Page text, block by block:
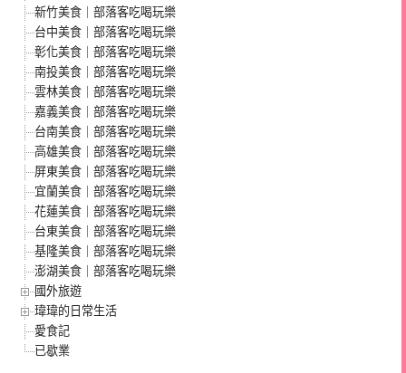
新竹美食｜部落客吃喝玩樂
台中美食｜部落客吃喝玩樂
彰化美食｜部落客吃喝玩樂
南投美食｜部落客吃喝玩樂
雲林美食｜部落客吃喝玩樂
嘉義美食｜部落客吃喝玩樂
台南美食｜部落客吃喝玩樂
高雄美食｜部落客吃喝玩樂
屏東美食｜部落客吃喝玩樂
宜蘭美食｜部落客吃喝玩樂
花蓮美食｜部落客吃喝玩樂
台東美食｜部落客吃喝玩樂
基隆美食｜部落客吃喝玩樂
澎湖美食｜部落客吃喝玩樂
國外旅遊
瑋瑋的日常生活
愛食記
已歇業